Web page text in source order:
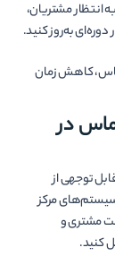
انتظار مشتریان،
به‌روز کنید.
کاهش زمان
در
توجهی از
مرکز
مشتری و
کنید.